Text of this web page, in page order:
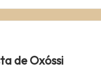
de Oxóssi